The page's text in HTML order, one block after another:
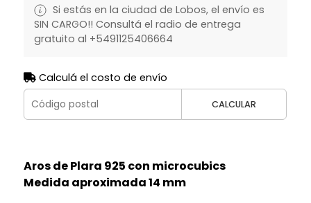
Si estás en la ciudad de Lobos, el envío es
SIN CARGO!! Consultá el radio de entrega
gratuito al +5491125406664
Calculá el costo de envío
CALCULAR
Aros de Plara 925 con microcubics
Medida aproximada 14 mm